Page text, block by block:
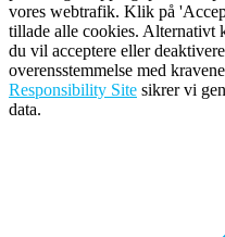
vores webtrafik. Klik på
tillade alle cookies. Alternativt
du vil acceptere eller
overensstemmelse med
Responsibility Site sikrer vi
data.